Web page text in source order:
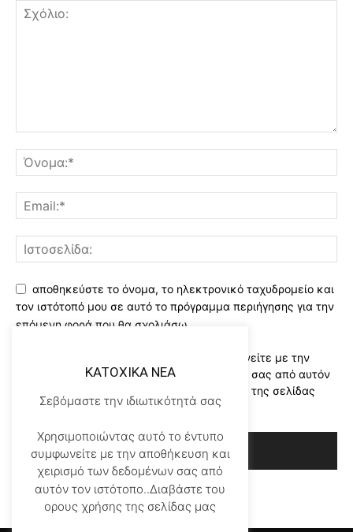
αποθηκεύστε το όνομα, το ηλεκτρονικό ταχυδρομείο και
τον ιστότοπό μου σε αυτό το πρόγραμμα περιήγησης για την
επόμενη φορά που θα σχολιάσω.
Χρησιμοποιώντας αυτό το έντυπο συμφωνείτε με την
αποθήκευση και χειρισμό των δεδομένων σας από αυτόν
τον ιστότοπο..Διαβάστε του ορους χρήσης της σελίδας
μας*
KATOXIKA NEA
Σεβόμαστε την ιδιωτικότητά σας
Χρησιμοποιώντας αυτό το έντυπο
συμφωνείτε με την αποθήκευση και
χειρισμό των δεδομένων σας από
αυτόν τον ιστότοπο..Διαβάστε του
ορους χρήσης της σελίδας μας